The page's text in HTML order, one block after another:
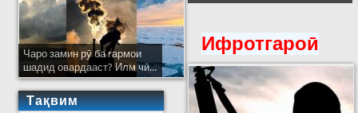
Чаро замин рӯ ба гармои
шадид овардааст? Илм чӣ...
Тақвим
Ифротгароӣ